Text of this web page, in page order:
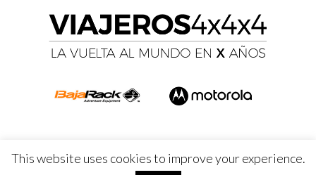
This website uses cookies to improve your experience.